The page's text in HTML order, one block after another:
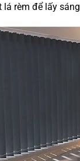
lá rèm để lấy sáng